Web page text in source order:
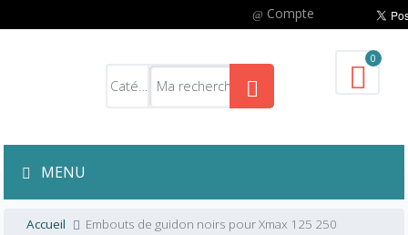
Compte
0
MENU
Accueil Embouts de guidon noirs pour Xmax 125 250